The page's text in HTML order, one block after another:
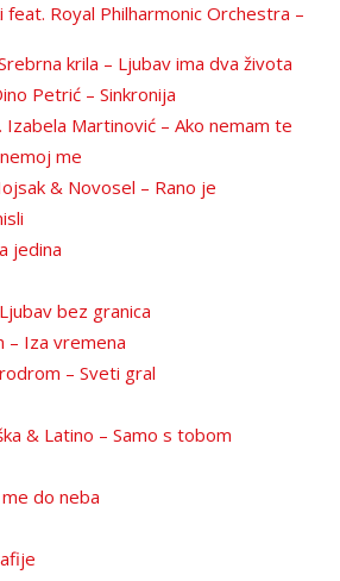
feat. Royal Philharmonic Orchestra –
krila – Ljubav ima dva života
Petrić – Sinkronija
Izabela Martinović – Ako nemam te
me
& Novosel – Rano je
jedina
bez granica
– Iza vremena
– Sveti gral
& Latino – Samo s tobom
do neba